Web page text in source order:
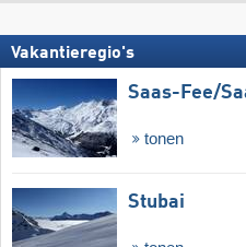
Vakantieregio's
Saas-Fee/​
tonen
Stubai